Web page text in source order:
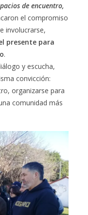
de encuentro,
el compromiso
involucrarse,
presente para
.
y escucha,
convicción:
organizarse para
comunidad más